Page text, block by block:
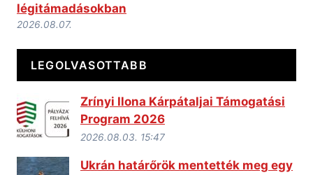
légitámadásokban
2026.08.07.
LEGOLVASOTTABB
Zrínyi Ilona Kárpátaljai Támogatási
Program 2026
2026.08.03. 15:47
Ukrán határőrök mentették meg egy